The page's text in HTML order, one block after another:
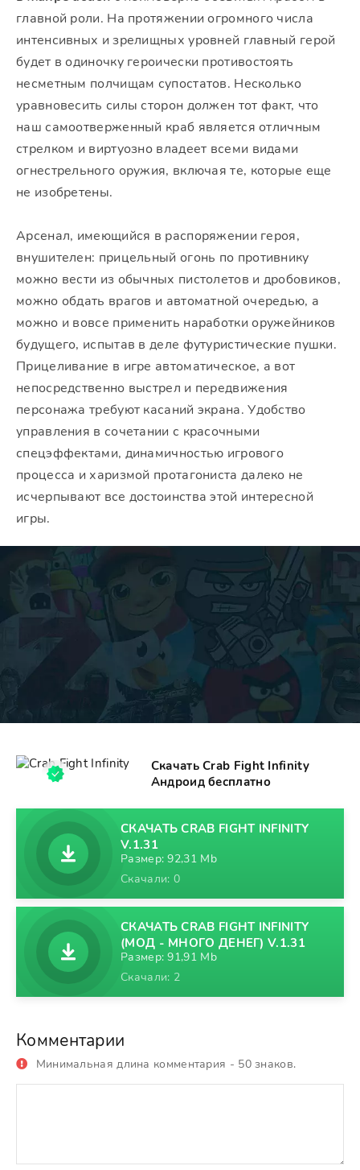
главной роли. На протяжении огромного числа
интенсивных и зрелищных уровней главный герой
будет в одиночку героически противостоять
несметным полчищам супостатов. Несколько
уравновесить силы сторон должен тот факт, что
наш самоотверженный краб является отличным
стрелком и виртуозно владеет всеми видами
огнестрельного оружия, включая те, которые еще
не изобретены.
Арсенал, имеющийся в распоряжении героя,
внушителен: прицельный огонь по противнику
можно вести из обычных пистолетов и дробовиков,
можно обдать врагов и автоматной очередью, а
можно и вовсе применить наработки оружейников
будущего, испытав в деле футуристические пушки.
Прицеливание в игре автоматическое, а вот
непосредственно выстрел и передвижения
персонажа требуют касаний экрана. Удобство
управления в сочетании с красочными
спецэффектами, динамичностью игрового
процесса и харизмой протагониста далеко не
исчерпывают все достоинства этой интересной
игры.
Скачать Crab Fight Infinity
Андроид бесплатно
СКАЧАТЬ CRAB FIGHT INFINITY
V.1.31
Размер: 92,31 Mb
Скачали: 0
СКАЧАТЬ CRAB FIGHT INFINITY
(МОД - МНОГО ДЕНЕГ) V.1.31
Размер: 91,91 Mb
Скачали: 2
Комментарии
Минимальная длина комментария - 50 знаков.